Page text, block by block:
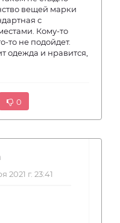
вещей марки
с
Кому-то
то не подойдет.
одежда и нравится,
0
30 ноября 2021 г. 23:41